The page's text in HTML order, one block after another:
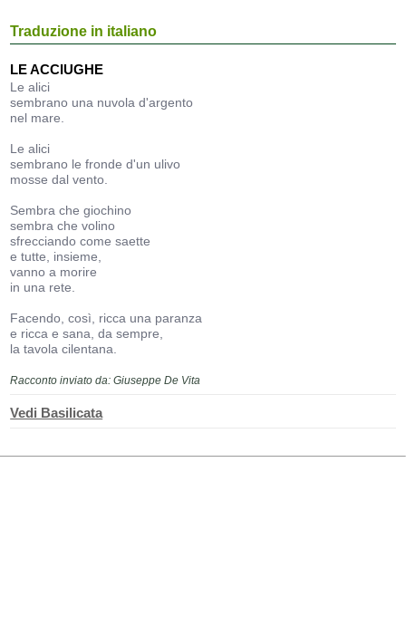
Traduzione in italiano
LE ACCIUGHE
Le alici
sembrano una nuvola d'argento
nel mare.
Le alici
sembrano le fronde d'un ulivo
mosse dal vento.
Sembra che giochino
sembra che volino
sfrecciando come saette
e tutte, insieme,
vanno a morire
in una rete.
Facendo, così, ricca una paranza
e ricca e sana, da sempre,
la tavola cilentana.
Racconto inviato da: Giuseppe De Vita
Vedi Basilicata